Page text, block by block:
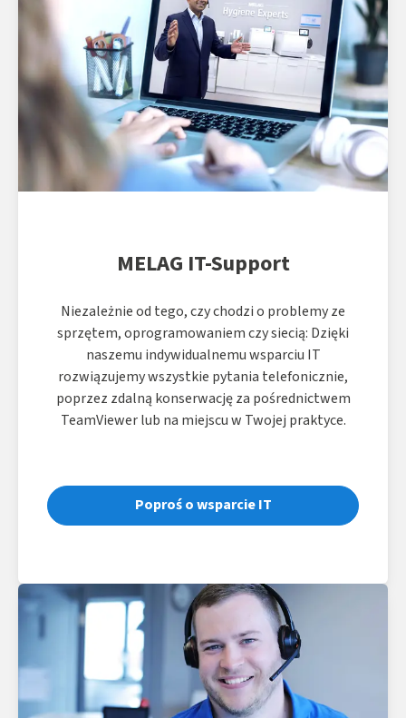
MELAG IT-Support
Niezależnie od tego, czy chodzi o problemy ze
sprzętem, oprogramowaniem czy siecią: Dzięki
naszemu indywidualnemu wsparciu IT
rozwiązujemy wszystkie pytania telefonicznie,
poprzez zdalną konserwację za pośrednictwem
TeamViewer lub na miejscu w Twojej praktyce.
Poproś o wsparcie IT